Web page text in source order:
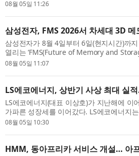
개 공항 운영 전반에 AI를 적용하기 위한
08월 05일 11:26
삼성전자, FMS 2026서 차세대 3D 메
삼성전자가 8월 4일부터 6일(현지시간)까
열리는 ‘FMS(Future of Memory and
zHBM과 zNAND-O의 목업(Mock-up)을
08월 05일 11:07
LS에코에너지, 상반기 사상 최대 실
LS에코에너지(대표 이상호)가 지난해에
가파른 성장세를 이어갔다. LS에코에너지
원을 기록했다고 5일 밝혔다. 지난해 상반
08월 05일 10:30
HMM, 동아프리카 서비스 개설… 아